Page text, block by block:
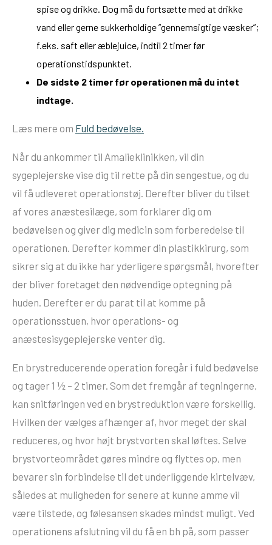
spise og drikke. Dog må du fortsætte med at drikke
vand eller gerne sukkerholdige ”gennemsigtige væsker”;
f.eks. saft eller æblejuice, indtil 2 timer før
operationstidspunktet.
De sidste 2 timer før operationen må du intet
indtage.
Læs mere om Fuld bedøvelse.
Når du ankommer til Amalieklinikken, vil din
sygeplejerske vise dig til rette på din sengestue, og du
vil få udleveret operationstøj. Derefter bliver du tilset
af vores anæstesilæge, som forklarer dig om
bedøvelsen og giver dig medicin som forberedelse til
operationen. Derefter kommer din plastikkirurg, som
sikrer sig at du ikke har yderligere spørgsmål, hvorefter
der bliver foretaget den nødvendige optegning på
huden. Derefter er du parat til at komme på
operationsstuen, hvor operations- og
anæstesisygeplejerske venter dig.
En brystreducerende operation foregår i fuld bedøvelse
og tager 1 ½ – 2 timer. Som det fremgår af tegningerne,
kan snitføringen ved en brystreduktion være forskellig.
Hvilken der vælges afhænger af, hvor meget der skal
reduceres, og hvor højt brystvorten skal løftes. Selve
brystvorteområdet gøres mindre og flyttes op, men
bevarer sin forbindelse til det underliggende kirtelvæv,
således at muligheden for senere at kunne amme vil
være tilstede, og følesansen skades mindst muligt. Ved
operationens afslutning vil du få en bh på, som passer